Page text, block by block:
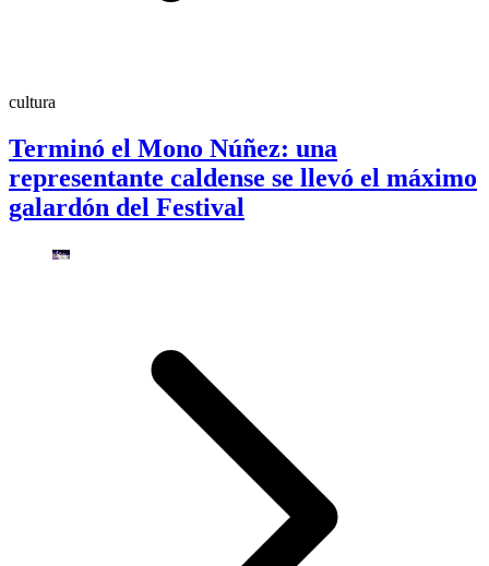
cultura
Terminó el Mono Núñez: una
representante caldense se llevó el máximo
galardón del Festival